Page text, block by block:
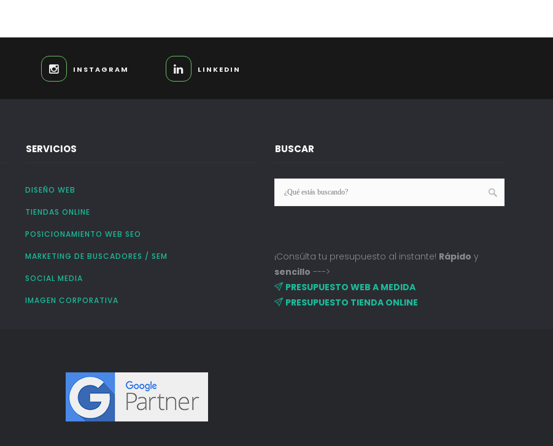
INSTAGRAM LINKEDIN
SERVICIOS
DISEÑO WEB
TIENDAS ONLINE
POSICIONAMIENTO WEB SEO
MARKETING DE BUSCADORES / SEM
SOCIAL MEDIA
IMAGEN CORPORATIVA
BUSCAR
¡Consúlta tu presupuesto al instante! Rápido y
sencillo --->
PRESUPUESTO WEB A MEDIDA
PRESUPUESTO TIENDA ONLINE